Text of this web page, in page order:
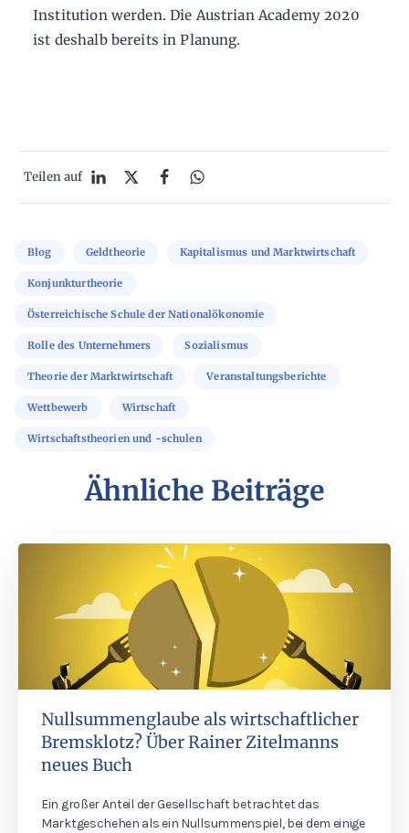
Institution werden. Die Austrian Academy 2020
ist deshalb bereits in Planung.
Teilen auf
Blog Geldtheorie Kapitalismus und Marktwirtschaft
Konjunkturtheorie
Österreichische Schule der Nationalökonomie
Rolle des Unternehmers Sozialismus
Theorie der Marktwirtschaft Veranstaltungsberichte
Wettbewerb Wirtschaft
Wirtschaftstheorien und -schulen
Ähnliche Beiträge
Nullsummenglaube als wirtschaftlicher
Bremsklotz? Über Rainer Zitelmanns
neues Buch
Ein großer Anteil der Gesellschaft betrachtet das
Marktgeschehen als ein Nullsummenspiel, bei dem einige